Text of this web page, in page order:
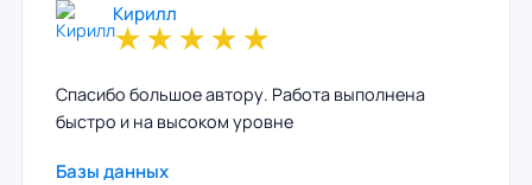
Кирилл
★★★★★
Спасибо большое автору. Работа выполнена
быстро и на высоком уровне
Базы данных